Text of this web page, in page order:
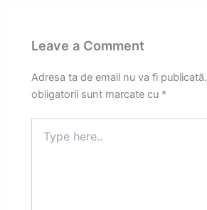
Leave a Comment
Adresa ta de email nu va fi publicată.
obligatorii sunt marcate cu *
here..